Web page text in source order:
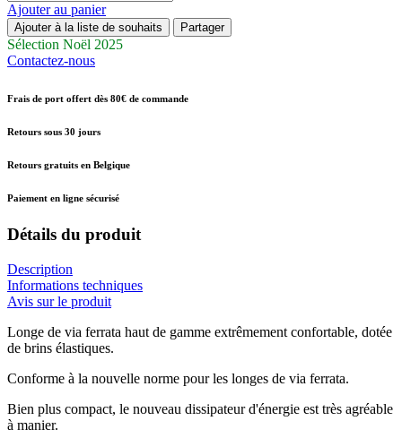
Ajouter au panier
Ajouter à la liste de souhaits Partager
Sélection Noël 2025
Contactez-nous
Frais de port offert dès 80€ de commande
Retours sous 30 jours
Retours gratuits en Belgique
Paiement en ligne sécurisé
Détails du produit
Description
Informations techniques
Avis sur le produit
Longe de via ferrata haut de gamme extrêmement confortable, dotée
de brins élastiques.
Conforme à la nouvelle norme pour les longes de via ferrata.
Bien plus compact, le nouveau dissipateur d'énergie est très agréable
à manier.